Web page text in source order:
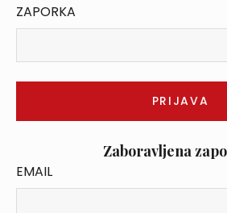
ZAPORKA
Zaboravljena
EMAIL